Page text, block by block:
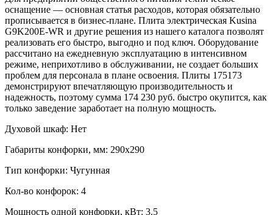
оснащение — основная статья расходов, которая обязательно
прописывается в бизнес-плане. Плита электрическая Kusina
G9K200E-WR и другие решения из нашего каталога позволят
реализовать его быстро, выгодно и под ключ. Оборудование
рассчитано на ежедневную эксплуатацию в интенсивном
режиме, неприхотливо в обслуживании, не создает больших
проблем для персонала в плане освоения. Плиты 175173
демонстрируют впечатляющую производительность и
надежность, поэтому сумма 174 230 руб. быстро окупится, как
только заведение заработает на полную мощность.
Духовой шкаф: Нет
Габариты конфорки, мм: 290х290
Тип конфорки: Чугунная
Кол-во конфорок: 4
Мощность одной конфорки, кВт: 3.5